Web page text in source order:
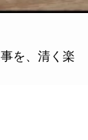
を、清く楽